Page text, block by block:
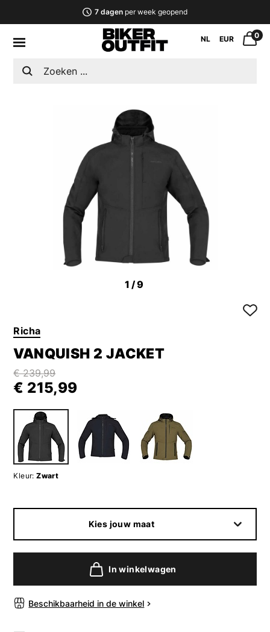
7 dagenper week geopend
NL EUR 0
1 /9
Richa
VANQUISH 2 JACKET
€ 239,99
€ 215,99
Kleur: Zwart
Kies jouw maat
In winkelwagen
Beschikbaarheid in de winkel